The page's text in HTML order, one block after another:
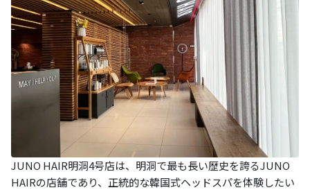
JUNO HAIR明洞4号店は、明洞で最も長い歴史を誇るJUNO
HAIRの店舗であり、正統的な韓国式ヘッドスパを体験したい